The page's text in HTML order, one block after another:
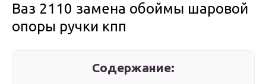
Ваз 2110 замена обоймы шаровой
опоры ручки кпп
Содержание: